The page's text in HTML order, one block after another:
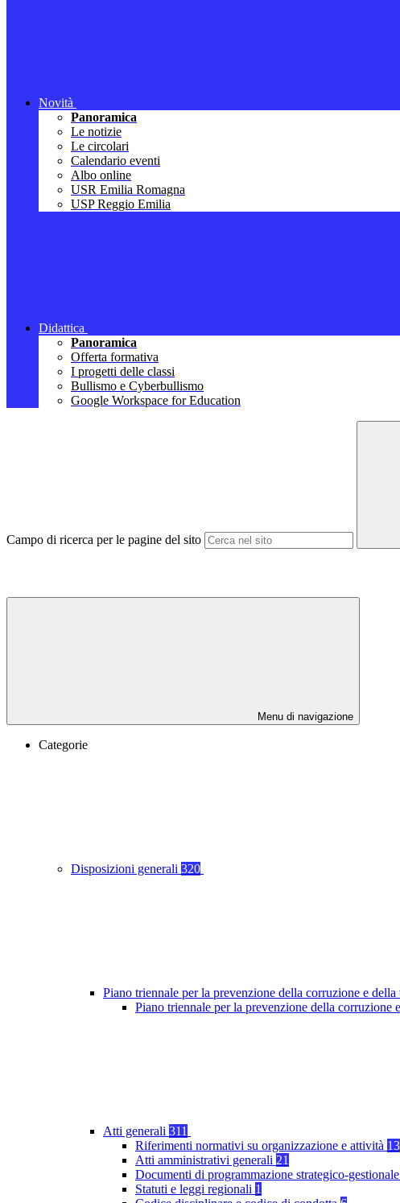
Novità
Panoramica
Le notizie
Le circolari
Calendario eventi
Albo online
USR Emilia Romagna
USP Reggio Emilia
Didattica
Panoramica
Offerta formativa
I progetti delle classi
Bullismo e Cyberbullismo
Google Workspace for Education
Campo di ricerca per le pagine del sito
Menu di navigazione
Categorie
Disposizioni generali 320
Piano triennale per la prevenzione della corruzione e della
Piano triennale per la prevenzione della corruzione
Atti generali 311
Riferimenti normativi su organizzazione e attività 13
Atti amministrativi generali 21
Documenti di programmazione strategico-gestionale
Statuti e leggi regionali 1